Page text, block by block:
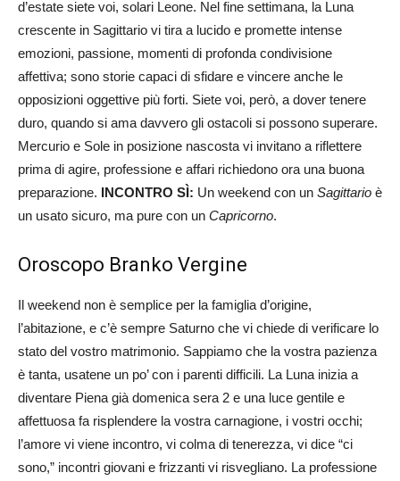
d’estate siete voi, solari Leone. Nel fine settimana, la Luna
crescente in Sagittario vi tira a lucido e promette intense
emozioni, passione, momenti di profonda condivisione
affettiva; sono storie capaci di sfidare e vincere anche le
opposizioni oggettive più forti. Siete voi, però, a dover tenere
duro, quando si ama davvero gli ostacoli si possono superare.
Mercurio e Sole in posizione nascosta vi invitano a riflettere
prima di agire, professione e affari richiedono ora una buona
preparazione. INCONTRO SÌ: Un weekend con un Sagittario è
un usato sicuro, ma pure con un Capricorno.
Oroscopo Branko Vergine
Il weekend non è semplice per la famiglia d’origine,
l’abitazione, e c’è sempre Saturno che vi chiede di verificare lo
stato del vostro matrimonio. Sappiamo che la vostra pazienza
è tanta, usatene un po’ con i parenti difficili. La Luna inizia a
diventare Piena già domenica sera 2 e una luce gentile e
affettuosa fa risplendere la vostra carnagione, i vostri occhi;
l’amore vi viene incontro, vi colma di tenerezza, vi dice “ci
sono,” incontri giovani e frizzanti vi risvegliano. La professione